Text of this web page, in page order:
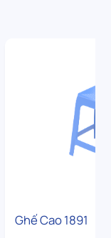
Ghế Cao 1891